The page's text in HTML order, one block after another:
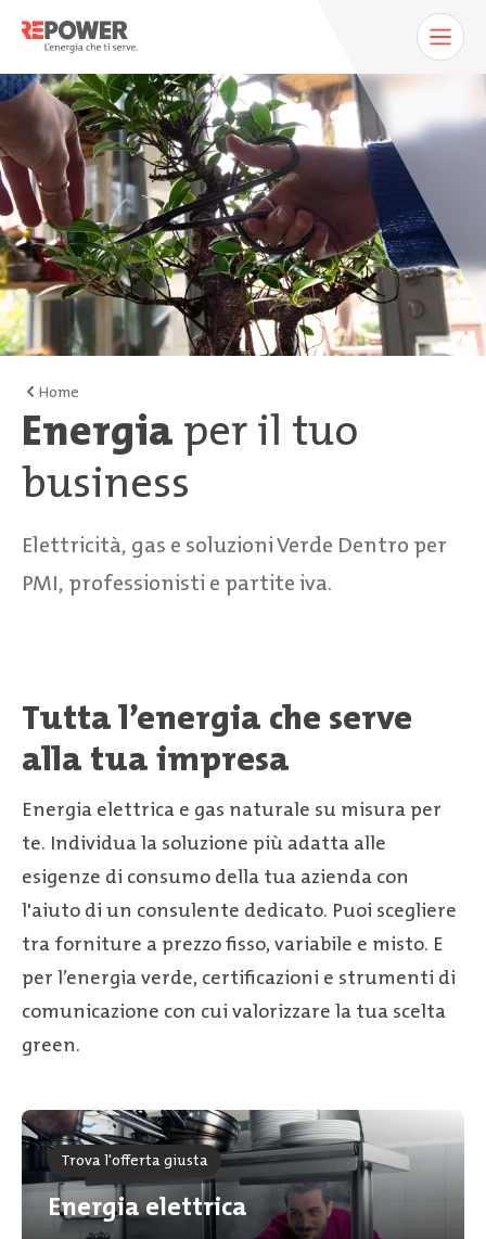
Home
Energia per il tuo
business
Elettricità, gas e soluzioni Verde Dentro per
PMI, professionisti e partite iva.
Tutta l’energia che serve
alla tua impresa
Energia elettrica e gas naturale su misura per
te. Individua la soluzione più adatta alle
esigenze di consumo della tua azienda con
l'aiuto di un consulente dedicato. Puoi scegliere
tra forniture a prezzo fisso, variabile e misto. E
per l’energia verde, certificazioni e strumenti di
comunicazione con cui valorizzare la tua scelta
green.
Trova l'offerta giusta
Energia elettrica